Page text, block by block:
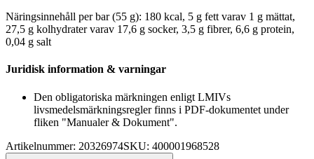
Näringsinnehåll per bar (55 g): 180 kcal, 5 g fett varav 1 g mättat,
27,5 g kolhydrater varav 17,6 g socker, 3,5 g fibrer, 6,6 g protein,
0,04 g salt
Juridisk information & varningar
Den obligatoriska märkningen enligt LMIVs
livsmedelsmärkningsregler finns i PDF-dokumentet under
fliken "Manualer & Dokument".
Artikelnummer: 20326974SKU: 400001968528